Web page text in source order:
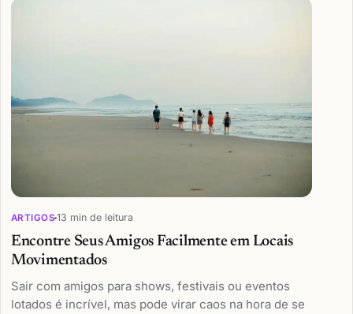
ARTIGOS 13 min de leitura
Encontre Seus Amigos Facilmente em Locais
Movimentados
Sair com amigos para shows, festivais ou eventos
lotados é incrível, mas pode virar caos na hora de se